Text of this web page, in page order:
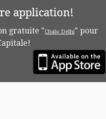
application!
gratuite "Chalo Delhi" pour